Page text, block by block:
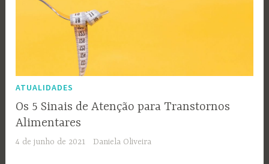
ATUALIDADES
Os 5 Sinais de Atenção para Transtornos
Alimentares
4 de junho de 2021 Daniela Oliveira